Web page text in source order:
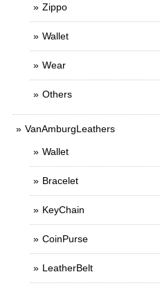
Zippo
Wallet
Wear
Others
VanAmburgLeathers
Wallet
Bracelet
KeyChain
CoinPurse
LeatherBelt